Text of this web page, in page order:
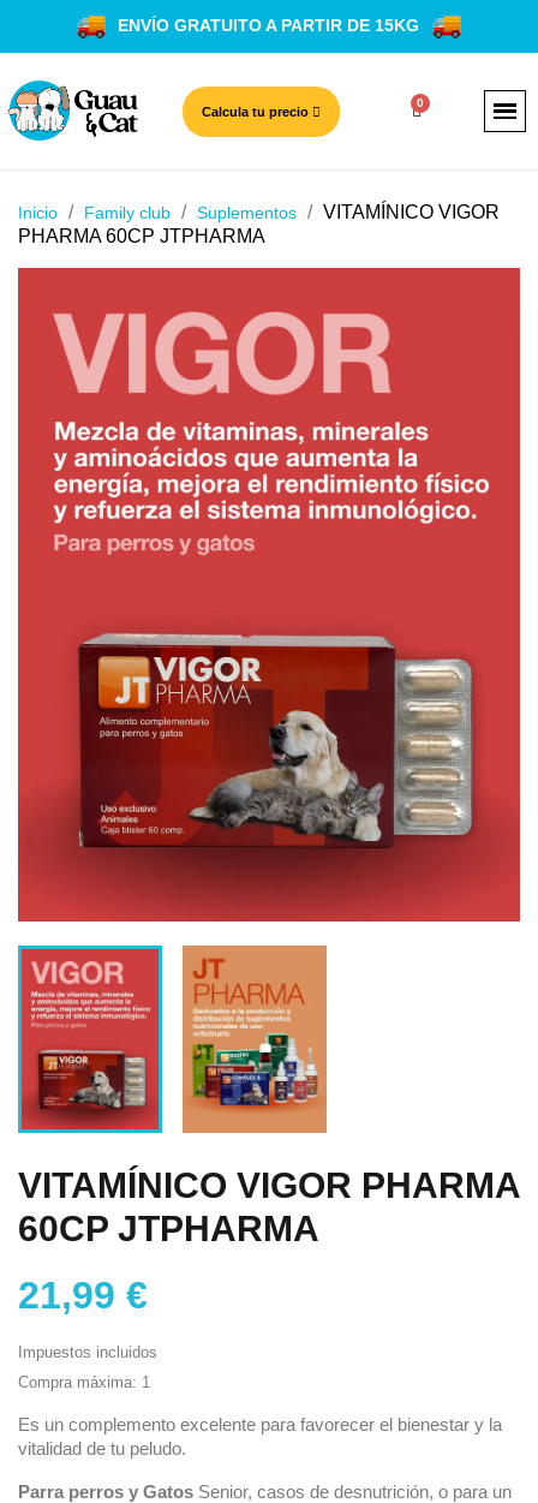
ENVÍO GRATUITO A PARTIR DE 15KG
Calcula tu precio
Inicio Family club Suplementos
VITAMÍNICO VIGOR
PHARMA 60CP JTPHARMA
VITAMÍNICO VIGOR PHARMA
60CP JTPHARMA
21,99 €
Impuestos incluidos
Compra máxima: 1
Es un complemento excelente para favorecer el bienestar y la
vitalidad de tu peludo.
Parra perros y Gatos Senior, casos de desnutrición, o para un